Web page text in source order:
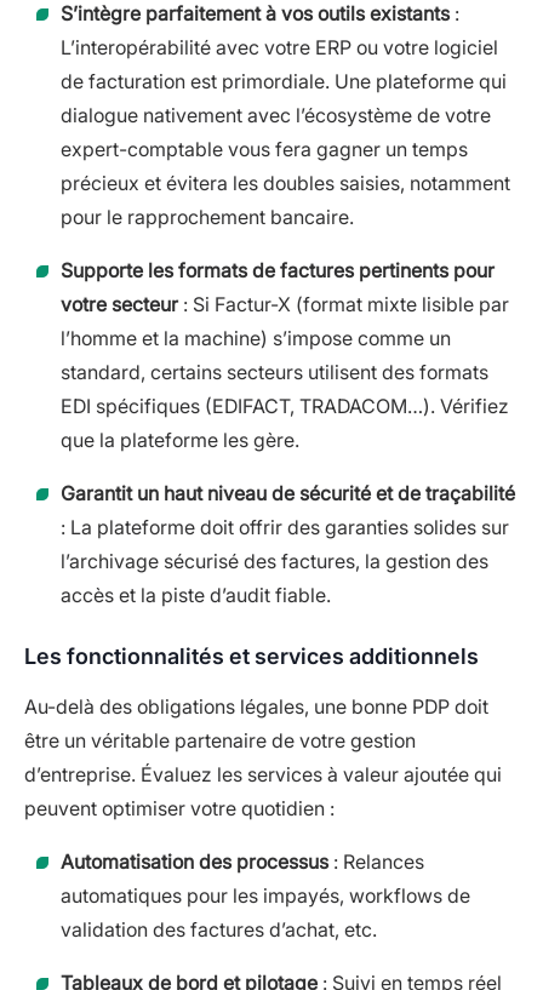
S’intègre parfaitement à vos outils existants:
L’interopérabilité avec votre ERP ou votre logiciel
de facturation est primordiale. Une plateforme qui
dialogue nativement avec l’écosystème de votre
expert-comptable vous fera gagner un temps
précieux et évitera les doubles saisies, notamment
pour le rapprochement bancaire.
Supporte les formats de factures pertinents pour
votre secteur: Si Factur-X (format mixte lisible par
l’homme et la machine) s’impose comme un
standard, certains secteurs utilisent des formats
EDI spécifiques (EDIFACT, TRADACOM…). Vérifiez
que la plateforme les gère.
Garantit un haut niveau de sécurité et de traçabilité
: La plateforme doit offrir des garanties solides sur
l’archivage sécurisé des factures, la gestion des
accès et la piste d’audit fiable.
Les fonctionnalités et services additionnels
Au-delà des obligations légales, une bonne PDP doit
être un véritable partenaire de votre gestion
d’entreprise. Évaluez les services à valeur ajoutée qui
peuvent optimiser votre quotidien :
Automatisation des processus: Relances
automatiques pour les impayés, workflows de
validation des factures d’achat, etc.
Tableaux de bord et pilotage : Suivi en temps réel